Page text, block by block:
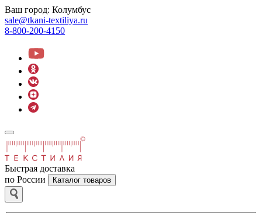
Ваш город: Колумбус
sale@tkani-textiliya.ru
8-800-200-4150
Быстрая доставка
по России
Каталог товаров